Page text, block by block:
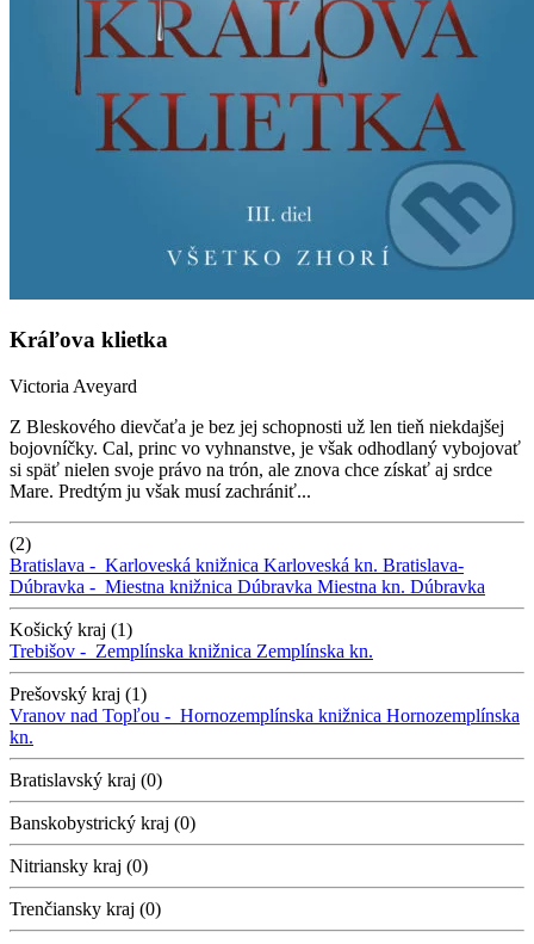
Kráľova klietka
Victoria Aveyard
Z Bleskového dievčaťa je bez jej schopnosti už len tieň niekdajšej
bojovníčky. Cal, princ vo vyhnanstve, je však odhodlaný vybojovať
si späť nielen svoje právo na trón, ale znova chce získať aj srdce
Mare. Predtým ju však musí zachrániť...
(2)
Bratislava - Karloveská knižnica Karloveská kn. Bratislava-
Dúbravka - Miestna knižnica Dúbravka Miestna kn. Dúbravka
Košický kraj (1)
Trebišov - Zemplínska knižnica Zemplínska kn.
Prešovský kraj (1)
Vranov nad Topľou - Hornozemplínska knižnica Hornozemplínska
kn.
Bratislavský kraj (0)
Banskobystrický kraj (0)
Nitriansky kraj (0)
Trenčiansky kraj (0)